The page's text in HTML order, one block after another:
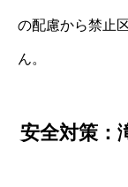
の配慮から禁止
ん。
安全対策：